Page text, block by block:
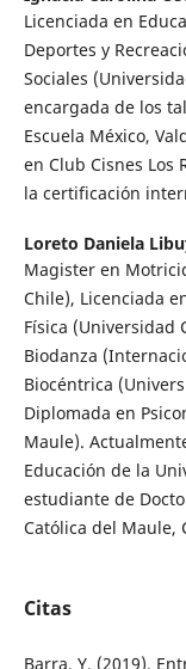
Licenciada en
Deportes y
Sociales
encargada de los
Escuela México,
en Club Cisnes Los
la certificación
Loreto Daniela
Magister en
Chile), Licenciada
Física (Universidad
Biodanza
Biocéntrica
Diplomada en
Maule).
Educación de la
estudiante de
Católica del Maule,
Citas
Barra, Y. (2019).